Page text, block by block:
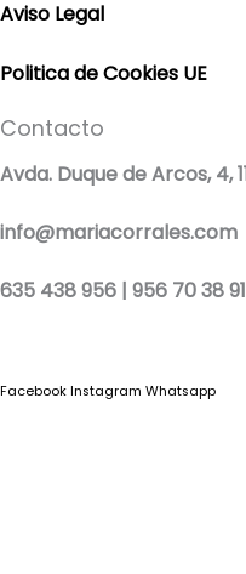
Aviso Legal
Politica de Cookies UE
Contacto
Avda. Duque de Arcos, 4,
info@mariacorrales.com
635 438 956 | 956 70 38 91
Facebook Instagram Whatsapp